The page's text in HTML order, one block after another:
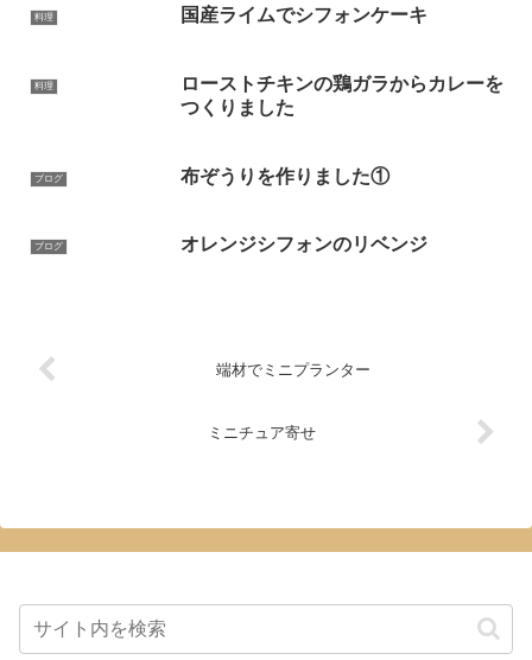
料理 国産ライムでシフォンケーキ
料理
ローストチキンの鶏ガラからカレーを
つくりました
ブログ 布ぞうりを作りました①
ブログ オレンジシフォンのリベンジ
端材でミニプランター
ミニチュア寄せ